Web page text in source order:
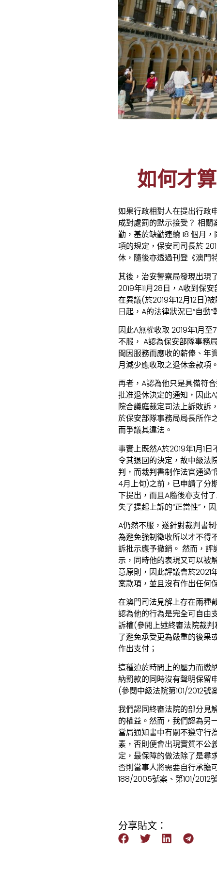
如何才
如果行政相對人在提出行政
成對處罰的默示接受？ 相關
勤，基於缺勤連續 18 個月
項的規定，保安司司長於
休，隨後亦透過刊登《澳門
其後，治安警察局發現出現
2019年11月28日，A收到保
在異議(於2019年12月12日)
日起，A的法律狀況已“自動
因此A無權收取 2019年1月
不服， A認為保安部隊事務
間因服務而應收的薪俸、年
月減少應收取之退休金款項
再者，A認為他只是具備符
批准退休決定的通知，因此
院合議庭裁定司法上訴敗訴
於保安部隊事務局局長所作
而爭議其違法。
事實上既然A於2019年1月1
令其退回的決定，故中級法
判，而裁判書制作法官通過
4月上旬)之前，已申請了分
下提出，而且A隨後亦支付
失了提起上訴的“正當性”，
A仍然不服，遂針對裁判書
為避免強制徵收所以才不得
訴批示應予撤銷。 然而，
示，同時他的表現又可以被
意原則，因此評議會於
案款項，並且沒有作出任何
在澳門司法見解上存在兩種
認為他的行為是完全可自由
訴權(參閱上述終審法院裁
了避免承受更為嚴重的後果
作出支付；
這種迫於時間上的壓力而繳
納罰款的同時沒有聲明保留
(參閱中級法院第101/2012
我們認同終審法院的部分見
的權益。然而，我們認為另
當局通知書中有關不遵守行
素，否則便會出現實質不公
定，最保障的做法除了是尋
否則當事人將需要自行承擔
188/2005號案、第101/2012
分享貼文：